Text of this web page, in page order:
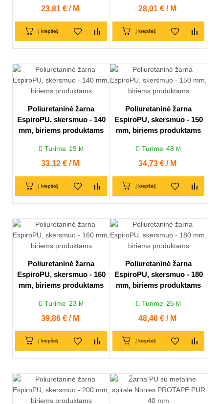
Kaina
23,81 € / M
Į krepšelį
Kaina
28,01 € / M
Į krepšelį
Poliuretaninė žarna
EspiroPU, skersmuo - 140
mm, biriems produktams
Turime 19 M
Kaina
33,12 € / M
Į krepšelį
Poliuretaninė žarna
EspiroPU, skersmuo - 150
mm, biriems produktams
Turime 48 M
Kaina
34,73 € / M
Į krepšelį
Poliuretaninė žarna
EspiroPU, skersmuo - 160
mm, biriems produktams
Turime 23 M
Kaina
39,86 € / M
Į krepšelį
Poliuretaninė žarna
EspiroPU, skersmuo - 180
mm, biriems produktams
Turime 25 M
Kaina
48,40 € / M
Į krepšelį